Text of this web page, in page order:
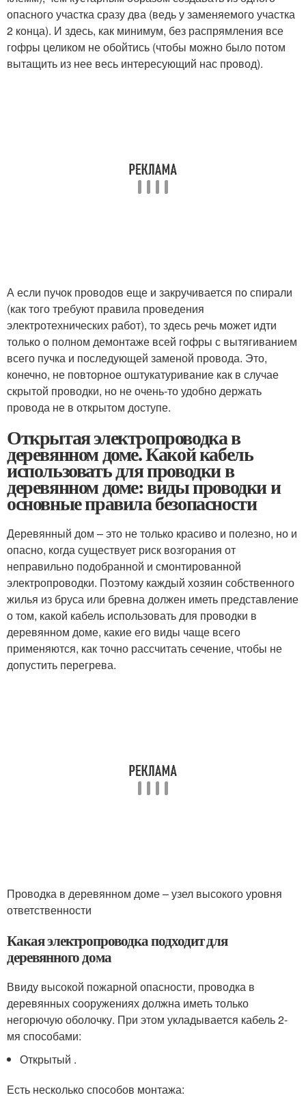
опасного участка сразу два (ведь у заменяемого участка
2 конца). И здесь, как минимум, без распрямления все
гофры целиком не обойтись (чтобы можно было потом
вытащить из нее весь интересующий нас провод).
А если пучок проводов еще и закручивается по спирали
(как того требуют правила проведения
электротехнических работ), то здесь речь может идти
только о полном демонтаже всей гофры с вытягиванием
всего пучка и последующей заменой провода. Это,
конечно, не повторное оштукатуривание как в случае
скрытой проводки, но не очень-то удобно держать
провода не в открытом доступе.
Открытая электропроводка в
деревянном доме. Какой кабель
использовать для проводки в
деревянном доме: виды проводки и
основные правила безопасности
Деревянный дом – это не только красиво и полезно, но и
опасно, когда существует риск возгорания от
неправильно подобранной и смонтированной
электропроводки. Поэтому каждый хозяин собственного
жилья из бруса или бревна должен иметь представление
о том, какой кабель использовать для проводки в
деревянном доме, какие его виды чаще всего
применяются, как точно рассчитать сечение, чтобы не
допустить перегрева.
Проводка в деревянном доме – узел высокого уровня
ответственности
Какая электропроводка подходит для
деревянного дома
Ввиду высокой пожарной опасности, проводка в
деревянных сооружениях должна иметь только
негорючую оболочку. При этом укладывается кабель 2-
мя способами:
Открытый .
Есть несколько способов монтажа: